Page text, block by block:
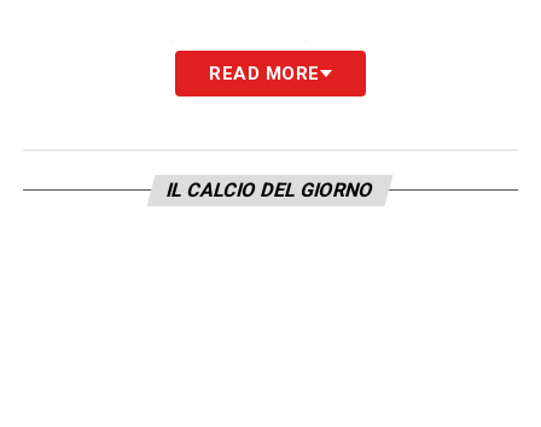
— Cagliari Calcio (@CagliariCalcio)March 20, 2022
READ MORE
IL CALCIO DEL GIORNO